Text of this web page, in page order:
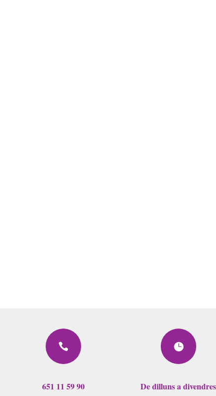

651 11 59 90

De dilluns a divendres